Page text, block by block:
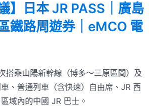
】日本 JR PASS｜廣島
鐵路周遊券｜eMCO 電
搭乘山陽新幹線（博多～三原區間）及
、普通列車（含快速）自由席、JR 西
域內的中國 JR 巴士。